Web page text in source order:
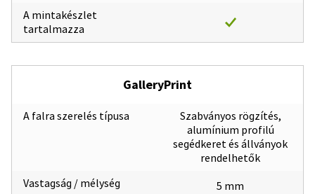
A mintakészlet
tartalmazza
GalleryPrint
A falra szerelés típusa
Vastagság / mélység
Szabványos rögzítés,
alumínium profilú
segédkeret és állványok
rendelhetők
5 mm